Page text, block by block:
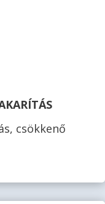
csökkenő